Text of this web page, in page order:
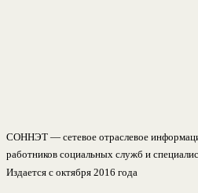
СОННЭТ — сетевое отраслевое
работников социальных служб и
Издается с октября 2016 года